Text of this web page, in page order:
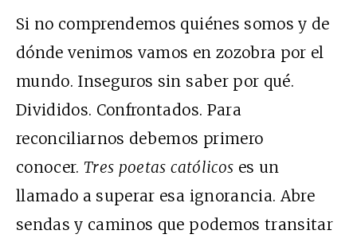
Si no comprendemos quiénes somos y de
dónde venimos vamos en zozobra por el
mundo. Inseguros sin saber por qué.
Divididos. Confrontados. Para
reconciliarnos debemos primero
conocer.Tres poetas católicos es un
llamado a superar esa ignorancia. Abre
sendas y caminos que podemos transitar